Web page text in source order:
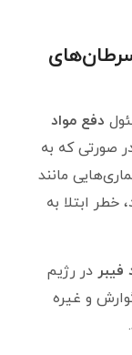
دفع مواد
صورتی که به
مانند
ابتلا به
فیبردر رژیم
و غیره